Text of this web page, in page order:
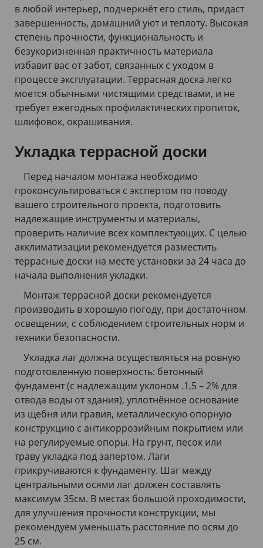
в любой интерьер, подчеркнёт его стиль, придаст
завершенность, домашний уют и теплоту. Высокая
степень прочности, функциональность и
безукоризненная практичность материала
избавит вас от забот, связанных с уходом в
процессе эксплуатации. Террасная доска легко
моется обычными чистящими средствами, и не
требует ежегодных профилактических пропиток,
шлифовок, окрашивания.
Укладка террасной доски
Перед началом монтажа необходимо
проконсультироваться с экспертом по поводу
вашего строительного проекта, подготовить
надлежащие инструменты и материалы,
проверить наличие всех комплектующих. С целью
акклиматизации рекомендуется разместить
террасные доски на месте установки за 24 часа до
начала выполнения укладки.
Монтаж террасной доски рекомендуется
производить в хорошую погоду, при достаточном
освещении, с соблюдением строительных норм и
техники безопасности.
Укладка лаг должна осуществляться на ровную
подготовленную поверхность: бетонный
фундамент (с надлежащим уклоном .1,5 – 2% для
отвода воды от здания), уплотнённое основание
из щебня или гравия, металлическую опорную
конструкцию с антикоррозийным покрытием или
на регулируемые опоры. На грунт, песок или
траву укладка под запертом. Лаги
прикручиваются к фундаменту. Шаг между
центральными осями лаг должен составлять
максимум 35см. В местах большой проходимости,
для улучшения прочности конструкции, мы
рекомендуем уменьшать расстояние по осям до
25 см.